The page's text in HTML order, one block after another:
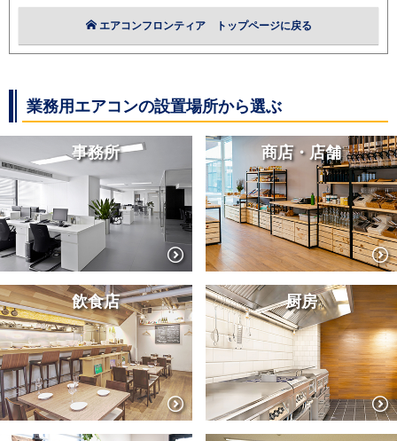
エアコンフロンティア トップページに戻る
業務用エアコンの設置場所から選ぶ
事務所 商店・店舗
飲食店 厨房